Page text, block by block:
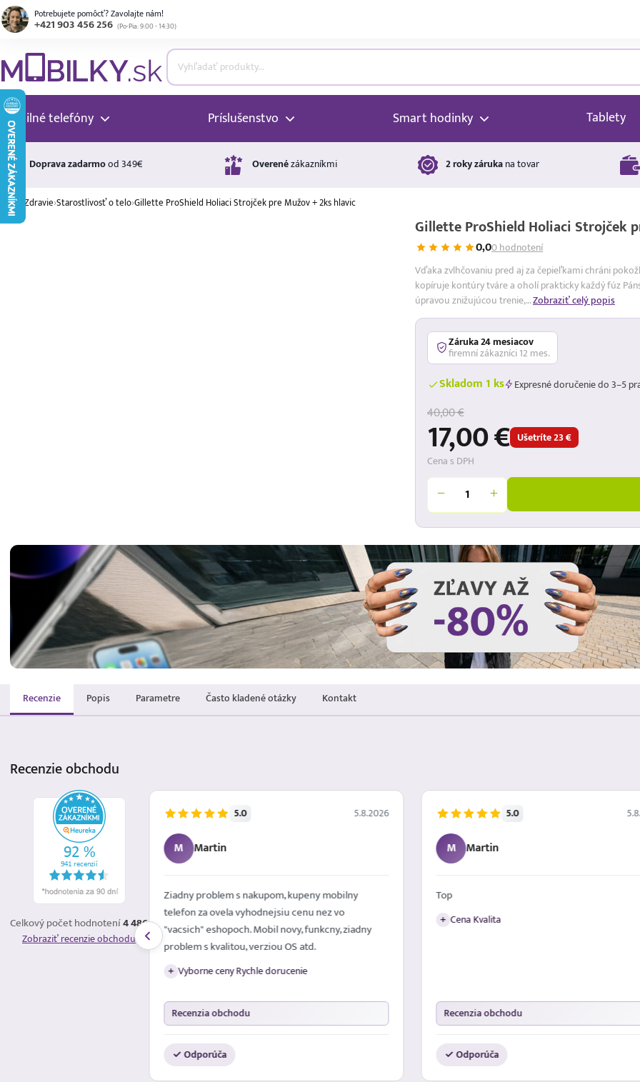
Potrebujete pomôcť? Zavolajte nám!
+421 903 456 256 (Po-Pia: 9:00 - 14:30)
Mobilné telefóny Príslušenstvo Smart hodinky Tablety
Doprava zadarmood 349€ Overenézákazníkmi 2 roky zárukana tovar
Zdravie›Starostlivosť o telo›Gillette ProShield Holiaci Strojček pre Mužov + 2ks hlavic
Gillette ProShield Holiaci Strojček
0,00 hodnotení
Vďaka zvlhčovaniu pred aj za čepieľkami chráni
kopíruje kontúry tváre a oholí prakticky každý fúz
úpravou znižujúcou trenie,…Zobraziť celý popis
Záruka 24 mesiacov
firemní zákazníci 12 mes.
Skladom 1 ks Expresné doručenie do 3–5
40,00 €
17,00 € Ušetríte 23 €
Cena s DPH
Recenzie Popis Parametre Často kladené otázky Kontakt
Recenzieobchodu
Celkový počet hodnotení4 486
Zobraziť recenzie obchodu
5.8.2026
kupeny mobilny
novy, funkcny, ziadny
OS atd.
5.0 5.8.2026
M Martin
Top
+ Cena Kvalita
Recenzia obchodu
✓ Odporúča
5.0
T Teodor
Veľmi dobre sa mi nakupovalo, vedeli mi s
radosťou poradiť a pomôcť pri výbere
Recenzia obchodu
✓ Odporúča